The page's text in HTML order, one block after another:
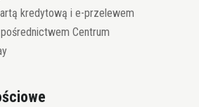
kredytową i e-przelewem
Centrum